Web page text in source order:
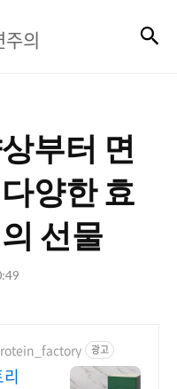
의
부터 면
양한 효
선물
광고